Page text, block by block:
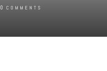
0 COMMENTS